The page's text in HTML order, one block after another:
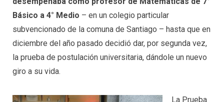
Básico a 4° Medio – en un colegio particular
subvencionado de la comuna de Santiago – hasta que en
diciembre del año pasado decidió dar, por segunda vez,
la prueba de postulación universitaria, dándole un nuevo
giro a su vida.
La Prueba